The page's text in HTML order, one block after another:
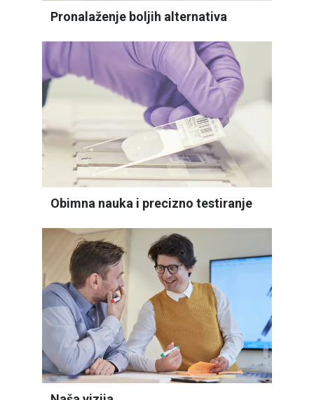
Pronalaženje boljih alternativa
Obimna nauka i precizno testiranje